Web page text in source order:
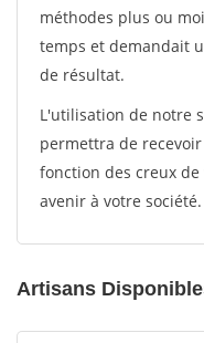
méthodes plus ou
temps et demandait
de résultat.
L'utilisation de notre
permettra de
fonction des creux
avenir à votre société.
Artisans